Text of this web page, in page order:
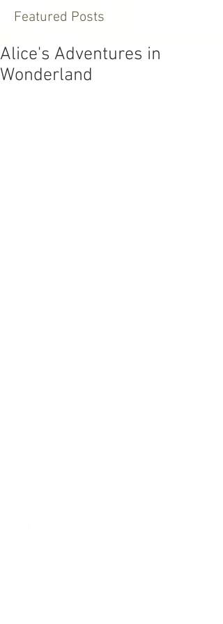
Featured Posts
Alice's Adventures in
Wonderland